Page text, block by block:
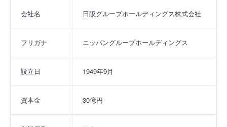
会社名 日販グループホールディングス株式会社
フリガナ ニッパングループホールディングス
設立日 1949年9月
資本金 30億円